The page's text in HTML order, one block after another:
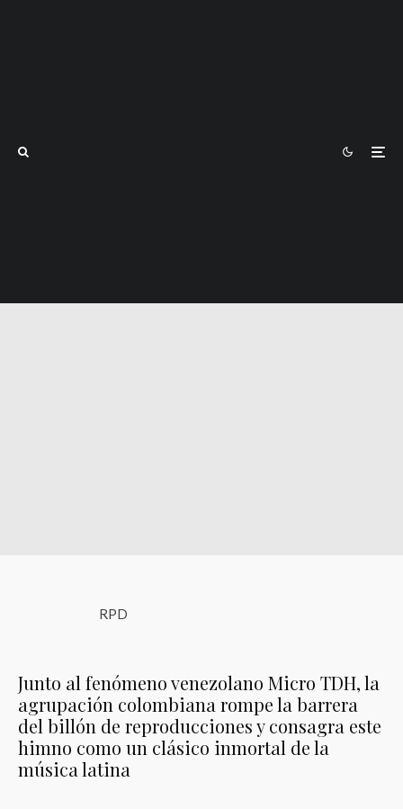
RPD
Junto al fenómeno venezolano Micro TDH, la
agrupación colombiana rompe la barrera
del billón de reproducciones y consagra este
himno como un clásico inmortal de la
música latina